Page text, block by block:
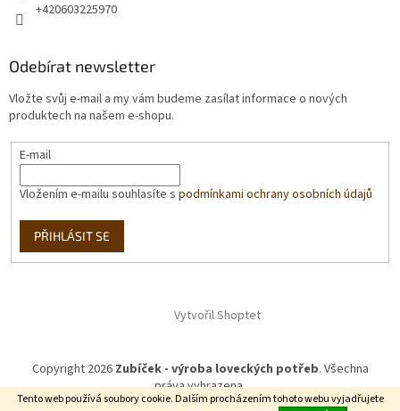
Tento web používá soubory cookie. Dalším procházením tohoto webu vyjadřujete
+420603225970
Odebírat newsletter
Vložte svůj e-mail a my vám budeme zasílat informace o nových
produktech na našem e-shopu.
E-mail
Vložením e-mailu souhlasíte s podmínkami ochrany osobních údajů
PŘIHLÁSIT SE
Vytvořil Shoptet
Copyright 2026 Zubíček - výroba loveckých potřeb. Všechna
práva vyhrazena.